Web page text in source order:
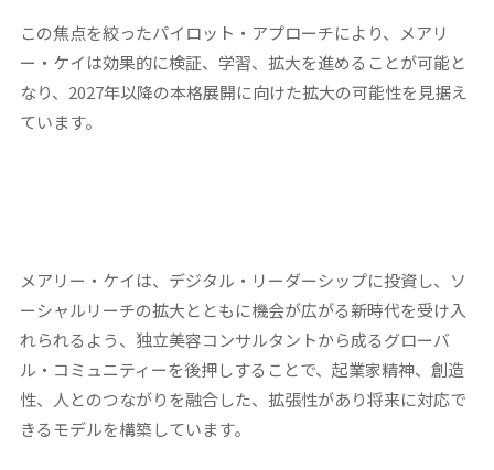
この焦点を絞ったパイロット・アプローチにより、メアリ
ー・ケイは効果的に検証、学習、拡大を進めることが可能と
なり、2027年以降の本格展開に向けた拡大の可能性を見据え
ています。
メアリー・ケイは、デジタル・リーダーシップに投資し、ソ
ーシャルリーチの拡大とともに機会が広がる新時代を受け入
れられるよう、独立美容コンサルタントから成るグローバ
ル・コミュニティーを後押しすることで、起業家精神、創造
性、人とのつながりを融合した、拡張性があり将来に対応で
きるモデルを構築しています。